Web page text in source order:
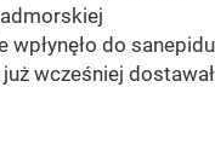
do sanepidu
wcześniej dostawał